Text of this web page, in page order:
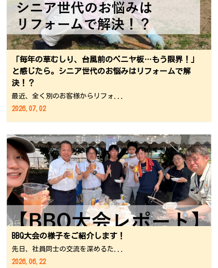
「毎年の草むしり、台風前のベニヤ板…もう限界！」
と感じたら。シニア世代のお悩みはリフォームで解
決！？
最近、全く別のお客様からリフォ...
2026.07.02
BBQ大会の様子をご紹介します！
先日、社員同士の交流を深めるた...
2026.06.22